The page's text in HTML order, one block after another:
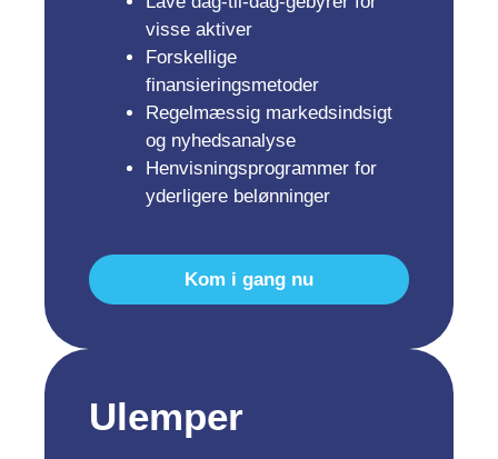
visse aktiver
Forskellige
finansieringsmetoder
Regelmæssig markedsindsigt
og nyhedsanalyse
Henvisningsprogrammer for
yderligere belønninger
Kom i gang nu
Ulemper